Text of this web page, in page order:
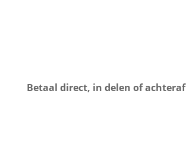
Betaal direct, in delen of achteraf